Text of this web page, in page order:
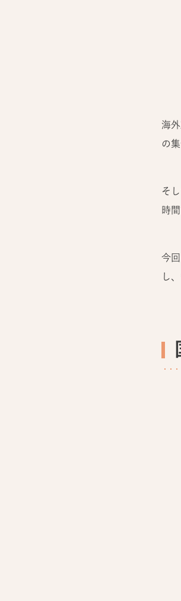
海
の
そ
時
今
し